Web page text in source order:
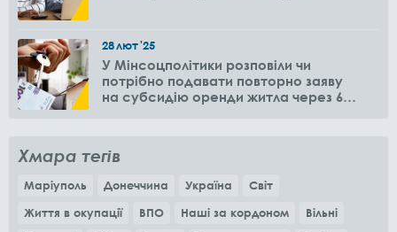
28лют'25
У Мінсоцполітики розповіли чи
потрібно подавати повторно заяву
на субсидію оренди житла через 6
Хмара тегів
Маріуполь Донеччина Україна
Світ
Життя в окупації
ВПО Наші за кордоном
Вільні